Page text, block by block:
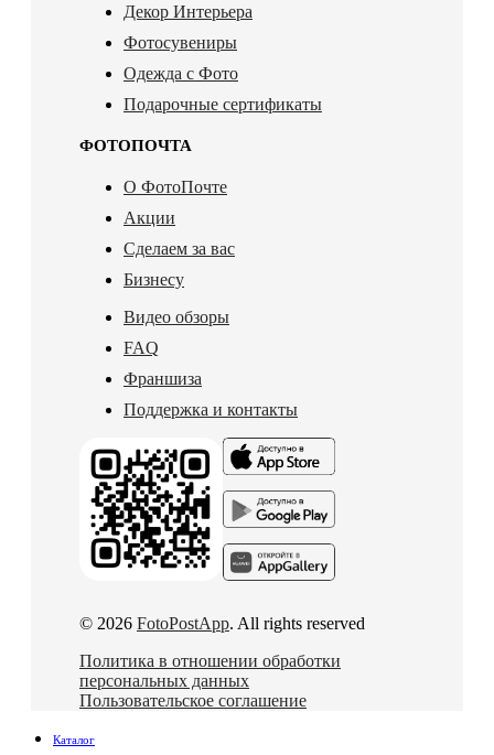
Декор Интерьера
Фотосувениры
Одежда с Фото
Подарочные сертификаты
ФОТОПОЧТА
О ФотоПочте
Акции
Сделаем за вас
Бизнесу
Видео обзоры
FAQ
Франшиза
Поддержка и контакты
© 2026 FotoPostApp. All rights reserved
Политика в отношении обработки
персональных данных
Пользовательское соглашение
Каталог